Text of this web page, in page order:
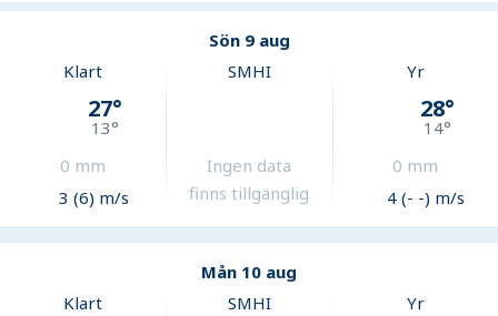
Sön 9 aug
Klart
27°
13°
0 mm
3 (6) m/s
SMHI
Ingen data
finns tillgänglig
Yr
28°
14°
0 mm
4 (- -) m/s
Mån 10 aug
Klart
SMHI Yr